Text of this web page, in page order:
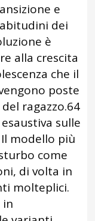
e
dei
è
alla crescita
che il
poste
ragazzo.64
sulle
Il modello più
come
di volta in
molteplici.
in